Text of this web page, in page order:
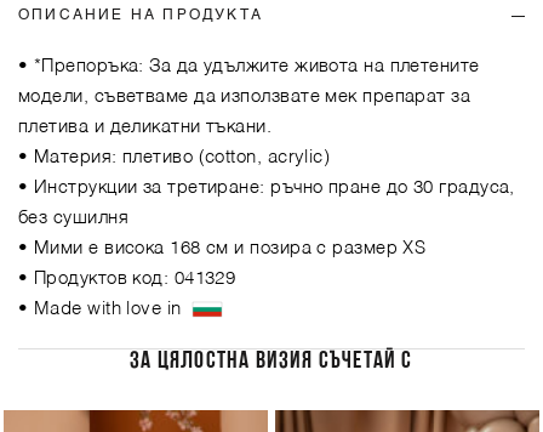
ОПИСАНИЕ НА ПРОДУКТА
• *Препоръка: За да удължите живота на плетените
модели, съветваме да използвате мек препарат за
плетива и деликатни тъкани.
• Материя: плетиво (cotton, acrylic)
• Инструкции за третиране: ръчно пране до 30 градуса,
без сушилня
• Мими е висока 168 см и позира с размер XS
• Продуктов код: 041329
• Made with love in
ЗА ЦЯЛОСТНА ВИЗИЯ СЪЧЕТАЙ С